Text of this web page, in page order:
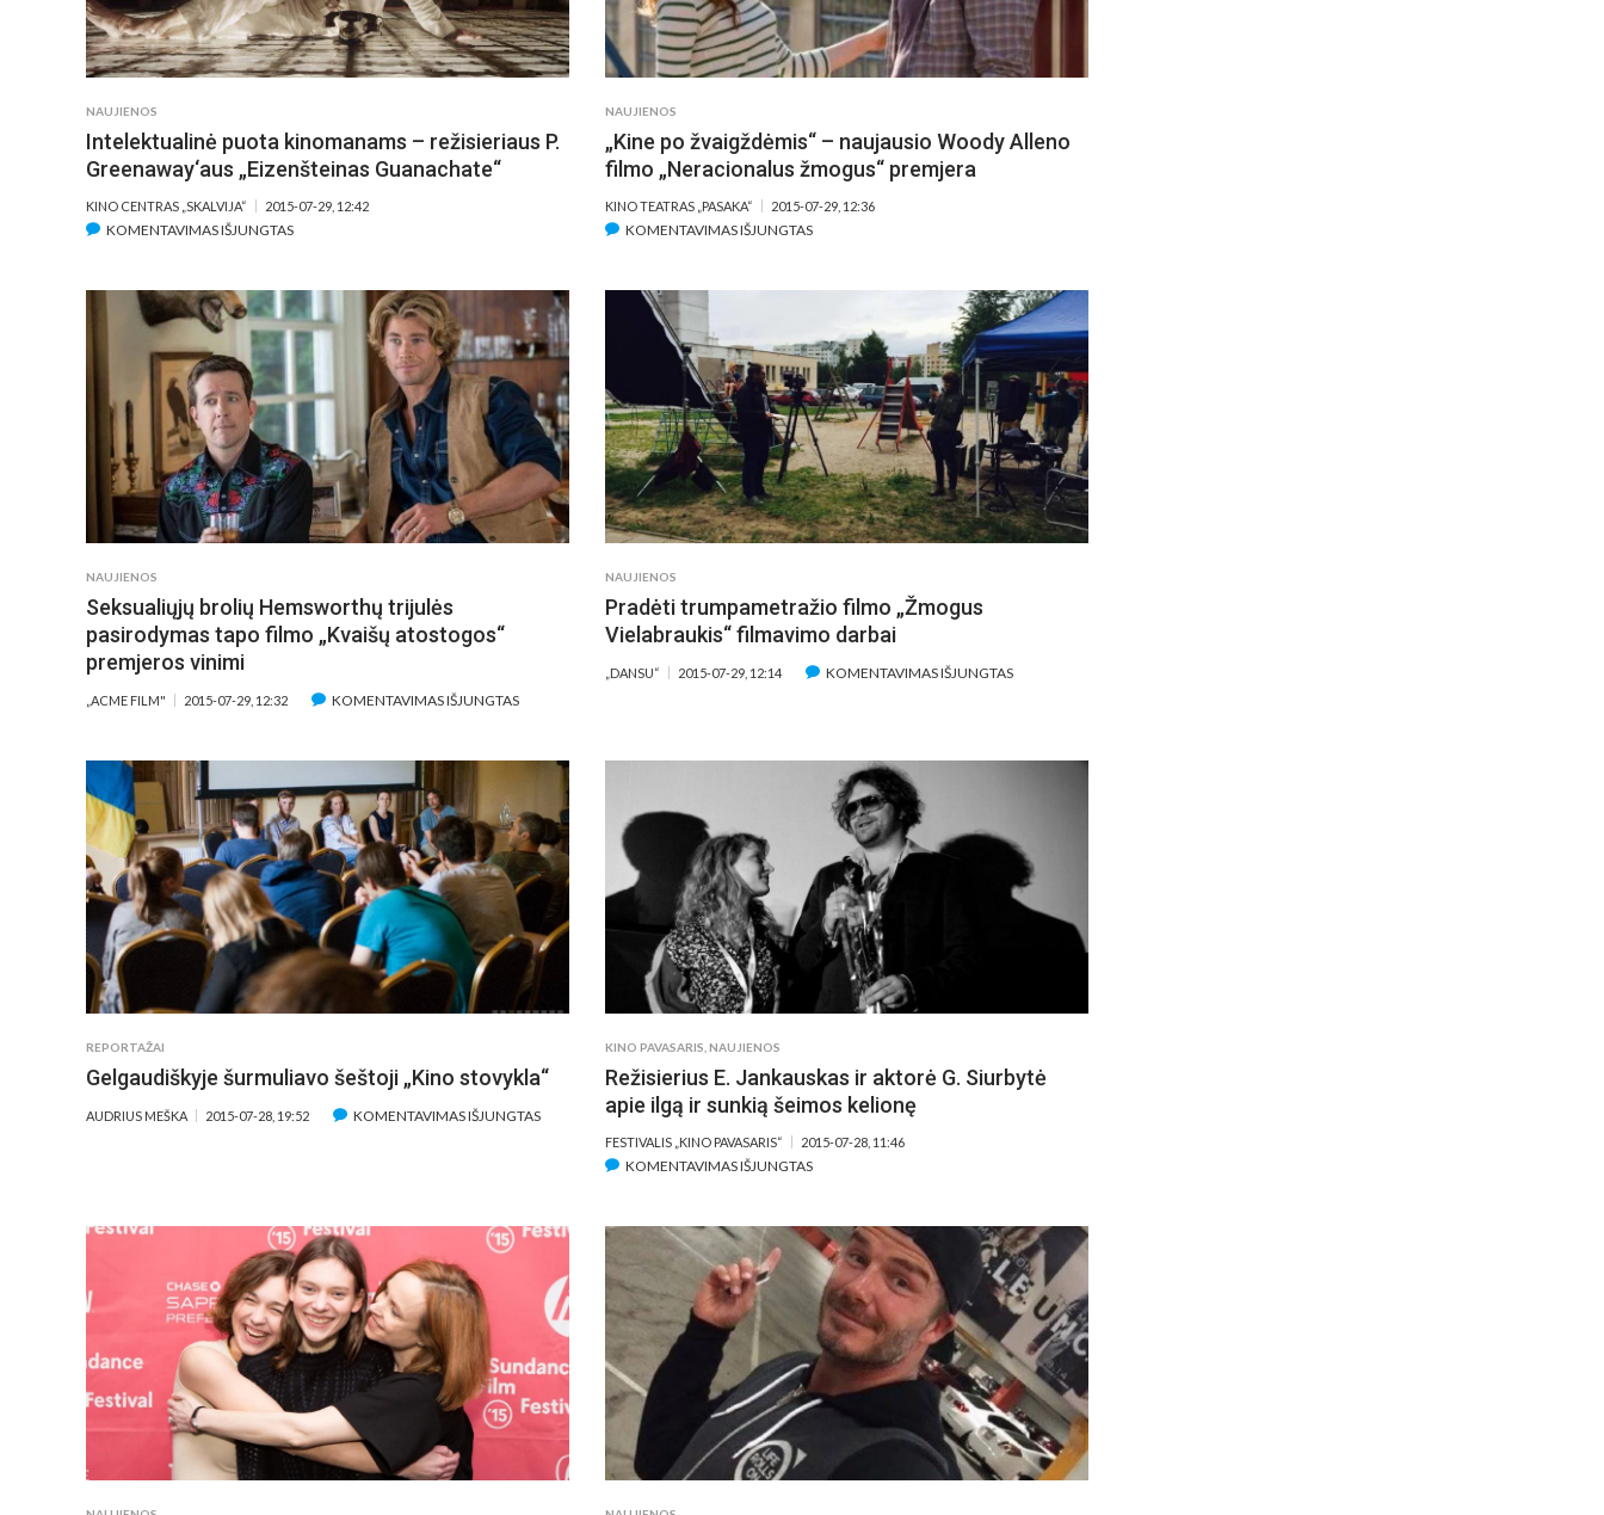
DIRBTI
NAUJIENOS
Intelektualinė puota kinomanams – režisieriaus P.
Greenaway‘aus „Eizenšteinas Guanachate“
KINO CENTRAS „SKALVIJA“ 2015-07-29, 12:42
KOMENTAVIMAS IŠJUNGTASĮRAŠE
KINOMANAMS
–
REŽISIERIAUS
P.
GREENAWAY‘AUS
„EIZENŠTEINAS
GUANACHATE“
NAUJIENOS
„Kine po žvaigždėmis“ – naujausio Woody Alleno
filmo „Neracionalus žmogus“ premjera
KINO TEATRAS „PASAKA“ 2015-07-29, 12:36
KOMENTAVIMAS IŠJUNGTASĮRAŠE
NAUJAUSIO
WOODY
ALLENO
FILMO
„NERACIONALUS
ŽMOGUS“
PREMJERA
NAUJIENOS
Seksualiųjų brolių Hemsworthų trijulės
pasirodymas tapo filmo „Kvaišų atostogos“
premjeros vinimi
„ACME FILM" 2015-07-29, 12:32 KOMENTAVIMAS IŠJUNGTASĮRAŠE
HEMSWORTHŲ
TRIJULĖS
PASIRODYMAS
TAPO
FILMO
„KVAIŠŲ
ATOSTOGOS“
PREMJEROS
VINIMI
NAUJIENOS
Pradėti trumpametražio filmo „Žmogus
Vielabraukis“ filmavimo darbai
„DANSU“ 2015-07-29, 12:14 KOMENTAVIMAS IŠJUNGTASĮRAŠE
DARBAI
REPORTAŽAI
Gelgaudiškyje šurmuliavo šeštoji „Kino stovykla“
AUDRIUS MEŠKA 2015-07-28, 19:52 KOMENTAVIMAS IŠJUNGTASĮRAŠE
GELGAUDIŠKYJE
ŠURMULIAVO
STOVYKLA“
KINO PAVASARIS,NAUJIENOS
Režisierius E. Jankauskas ir aktorė G. Siurbytė
apie ilgą ir sunkią šeimos kelionę
FESTIVALIS „KINO PAVASARIS“ 2015-07-28, 11:46
KOMENTAVIMAS IŠJUNGTASĮRAŠE
JANKAUSKAS
IR
AKTORĖ
G.
SIURBYTĖ
APIE
ILGĄ
ŠEIMOS